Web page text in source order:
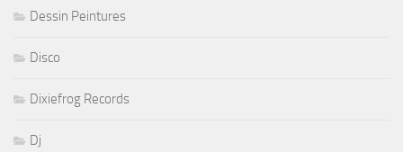
Dessin Peintures
Disco
Dixiefrog Records
Dj